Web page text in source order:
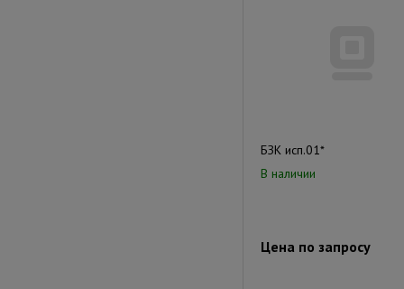
БЗК исп.01*
В наличии
Цена по запросу